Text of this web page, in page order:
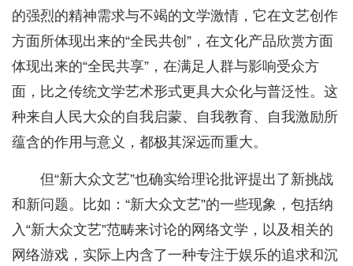
的强烈的精神需求与不竭的文学激情，它在文艺创作
方面所体现出来的“全民共创”，在文化产品欣赏方面
体现出来的“全民共享”，在满足人群与影响受众方
面，比之传统文学艺术形式更具大众化与普泛性。这
种来自人民大众的自我启蒙、自我教育、自我激励所
蕴含的作用与意义，都极其深远而重大。
但“新大众文艺”也确实给理论批评提出了新挑战
和新问题。比如：“新大众文艺”的一些现象，包括纳
入“新大众文艺”范畴来讨论的网络文学，以及相关的
网络游戏，实际上内含了一种专注于娱乐的追求和沉